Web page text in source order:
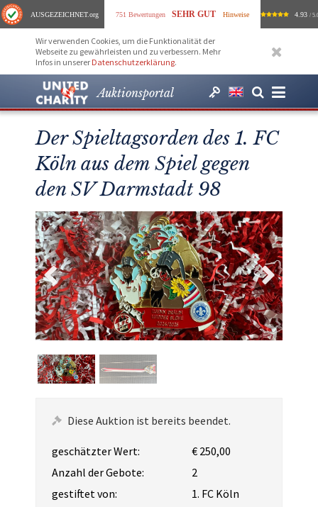
AUSGEZEICHNET.org 751 Bewertungen SEHR GUT Hinweise 4.93 /
Wir verwenden Cookies, um die Funktionalität der
Webseite zu gewährleisten und zu verbessern. Mehr
Infos in unserer Datenschutzerklärung.
Auktionsportal
Der Spieltagsorden des 1. FC
Köln aus dem Spiel gegen
den SV Darmstadt 98
Diese Auktion ist bereits beendet.
geschätzter Wert:
€ 250,00
Anzahl der Gebote:
2
gestiftet von:
1. FC Köln